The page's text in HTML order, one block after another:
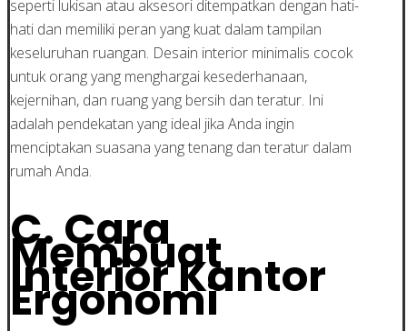
seperti lukisan atau aksesori ditempatkan dengan hati-
hati dan memiliki peran yang kuat dalam tampilan
keseluruhan ruangan. Desain interior minimalis cocok
untuk orang yang menghargai kesederhanaan,
kejernihan, dan ruang yang bersih dan teratur. Ini
adalah pendekatan yang ideal jika Anda ingin
menciptakan suasana yang tenang dan teratur dalam
rumah Anda.
C. Cara
Membuat
Interior Kantor
Ergonomi